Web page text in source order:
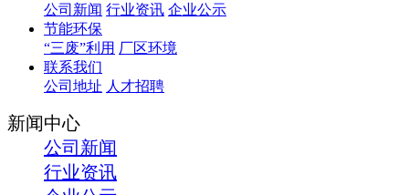
公司新闻 行业资讯 企业公示
节能环保
“三废”利用 厂区环境
联系我们
公司地址 人才招聘
新闻中心
公司新闻
行业资讯